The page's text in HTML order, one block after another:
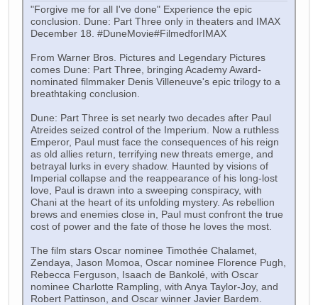
"Forgive me for all I've done" Experience the epic
conclusion. Dune: Part Three only in theaters and IMAX
December 18. #DuneMovie#FilmedforIMAX
From Warner Bros. Pictures and Legendary Pictures
comes Dune: Part Three, bringing Academy Award-
nominated filmmaker Denis Villeneuve's epic trilogy to a
breathtaking conclusion.
Dune: Part Three is set nearly two decades after Paul
Atreides seized control of the Imperium. Now a ruthless
Emperor, Paul must face the consequences of his reign
as old allies return, terrifying new threats emerge, and
betrayal lurks in every shadow. Haunted by visions of
Imperial collapse and the reappearance of his long-lost
love, Paul is drawn into a sweeping conspiracy, with
Chani at the heart of its unfolding mystery. As rebellion
brews and enemies close in, Paul must confront the true
cost of power and the fate of those he loves the most.
The film stars Oscar nominee Timothée Chalamet,
Zendaya, Jason Momoa, Oscar nominee Florence Pugh,
Rebecca Ferguson, Isaach de Bankolé, with Oscar
nominee Charlotte Rampling, with Anya Taylor-Joy, and
Robert Pattinson, and Oscar winner Javier Bardem.